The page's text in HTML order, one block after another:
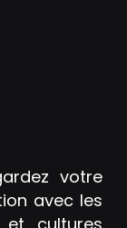
votre
avec les